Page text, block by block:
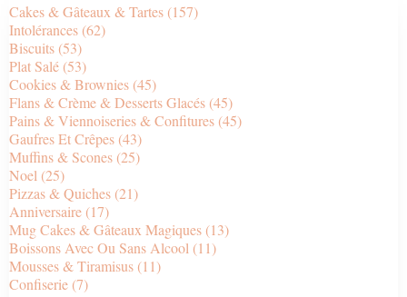
Cakes & Gâteaux & Tartes (157)
Intolérances (62)
Biscuits (53)
Plat Salé (53)
Cookies & Brownies (45)
Flans & Crème & Desserts Glacés (45)
Pains & Viennoiseries & Confitures (45)
Gaufres Et Crêpes (43)
Muffins & Scones (25)
Noel (25)
Pizzas & Quiches (21)
Anniversaire (17)
Mug Cakes & Gâteaux Magiques (13)
Boissons Avec Ou Sans Alcool (11)
Mousses & Tiramisus (11)
Confiserie (7)